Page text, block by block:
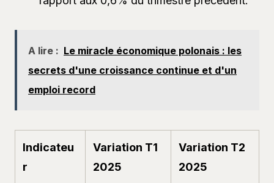
A lire : Le miracle économique polonais : les
secrets d'une croissance continue et d'un
emploi record
Indicateu
r
Variation T1
2025
Variation T2
2025